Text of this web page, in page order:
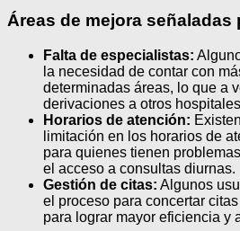
Áreas de mejora señaladas
Falta de especialistas:
la necesidad de contar con
determinadas áreas, lo que a
derivaciones a otros
Horarios de atención:
limitación en los horarios de
para quienes tienen
el acceso a consultas diurnas.
Gestión de citas: Algunos
el proceso para concertar
para lograr mayor eficiencia y